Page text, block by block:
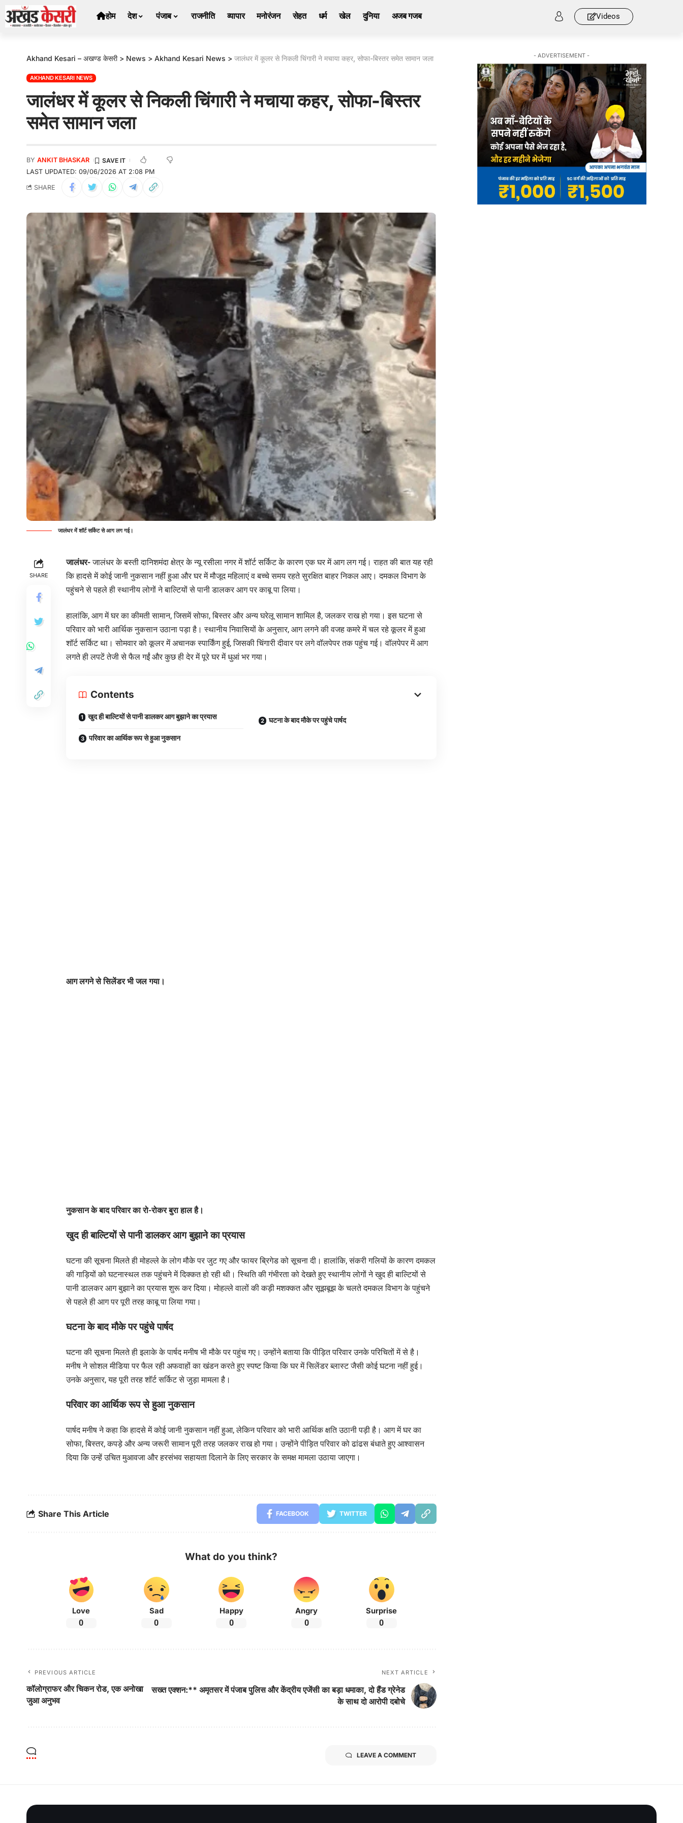
होम देश पंजाब राजनीति व्यापार मनोरंजन सेहत धर्म खेल दुनिया अजब गजब Videos
Akhand Kesari – अखण्ड केसरी> News > Akhand Kesari News > जालंधर में कूलर से निकली चिंगारी ने मचाया कहर, सोफा-बिस्तर समेत सामान जला
AKHAND KESARI NEWS
जालंधर में कूलर से निकली चिंगारी ने मचाया कहर, सोफा-बिस्तर
समेत सामान जला
LAST UPDATED: 09/06/2026 AT 2:08 PM
BY ANKIT BHASKAR
SHARE
जालंधर में शॉर्ट सर्किट से आग लग गई।
SHARE
जालंधर- जालंधर के बस्ती दानिशमंदा क्षेत्र के न्यू रसीला नगर में शॉर्ट सर्किट के कारण एक घर में आग लग गई। राहत की बात यह रही
कि हादसे में कोई जानी नुकसान नहीं हुआ और घर में मौजूद महिलाएं व बच्चे समय रहते सुरक्षित बाहर निकल आए। दमकल विभाग के
पहुंचने से पहले ही स्थानीय लोगों ने बाल्टियों से पानी डालकर आग पर काबू पा लिया।
हालांकि, आग में घर का कीमती सामान, जिसमें सोफा, बिस्तर और अन्य घरेलू सामान शामिल है, जलकर राख हो गया। इस घटना से
परिवार को भारी आर्थिक नुकसान उठाना पड़ा है। स्थानीय निवासियों के अनुसार, आग लगने की वजह कमरे में चल रहे कूलर में हुआ
शॉर्ट सर्किट था। सोमवार को कूलर में अचानक स्पार्किंग हुई, जिसकी चिंगारी दीवार पर लगे वॉलपेपर तक पहुंच गई। वॉलपेपर में आग
लगते ही लपटें तेजी से फैल गईं और कुछ ही देर में पूरे घर में धुआं भर गया।
Contents
खुद ही बाल्टियों से पानी डालकर आग बुझाने का प्रयास घटना के बाद मौके पर पहुंचे पार्षद
परिवार का आर्थिक रूप से हुआ नुकसान
आग लगने से सिलेंडर भी जल गया।
नुकसान के बाद परिवार का रो-रोकर बुरा हाल है।
खुद ही बाल्टियों से पानी डालकर आग बुझाने का प्रयास
घटना की सूचना मिलते ही मोहल्ले के लोग मौके पर जुट गए और फायर ब्रिगेड को सूचना दी। हालांकि, संकरी गलियों के कारण दमकल
की गाड़ियों को घटनास्थल तक पहुंचने में दिक्कत हो रही थी। स्थिति की गंभीरता को देखते हुए स्थानीय लोगों ने खुद ही बाल्टियों से
पानी डालकर आग बुझाने का प्रयास शुरू कर दिया। मोहल्ले वालों की कड़ी मशक्कत और सूझबूझ के चलते दमकल विभाग के पहुंचने
से पहले ही आग पर पूरी तरह काबू पा लिया गया।
घटना के बाद मौके पर पहुंचे पार्षद
घटना की सूचना मिलते ही इलाके के पार्षद मनीष भी मौके पर पहुंच गए। उन्होंने बताया कि पीड़ित परिवार उनके परिचितों में से है।
मनीष ने सोशल मीडिया पर फैल रही अफवाहों का खंडन करते हुए स्पष्ट किया कि घर में सिलेंडर ब्लास्ट जैसी कोई घटना नहीं हुई।
उनके अनुसार, यह पूरी तरह शॉर्ट सर्किट से जुड़ा मामला है।
परिवार का आर्थिक रूप से हुआ नुकसान
पार्षद मनीष ने कहा कि हादसे में कोई जानी नुकसान नहीं हुआ, लेकिन परिवार को भारी आर्थिक क्षति उठानी पड़ी है। आग में घर का
सोफा, बिस्तर, कपड़े और अन्य जरूरी सामान पूरी तरह जलकर राख हो गया। उन्होंने पीड़ित परिवार को ढांढस बंधाते हुए आश्वासन
दिया कि उन्हें उचित मुआवजा और हरसंभव सहायता दिलाने के लिए सरकार के समक्ष मामला उठाया जाएगा।
Share This Article FACEBOOK TWITTER
What do you think?
Love
0
Sad
0
Happy
0
Angry
0
Surprise
0
PREVIOUS ARTICLE
कॉलोग्राफर और चिकन रोड, एक अनोखा
जुआ अनुभव
NEXT ARTICLE
सख्त एक्शन:** अमृतसर में पंजाब पुलिस और केंद्रीय एजेंसी का बड़ा धमाका, दो हैंड ग्रेनेड
के साथ दो आरोपी दबोचे
LEAVE A COMMENT
- ADVERTISEMENT -